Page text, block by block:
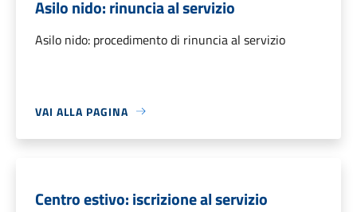
Asilo nido: rinuncia al servizio
Asilo nido: procedimento di rinuncia al servizio
VAI ALLA PAGINA
Centro estivo: iscrizione al servizio